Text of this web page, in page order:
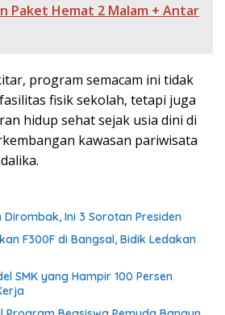
Paket Hemat 2 Malam + Antar
program semacam ini tidak
fisik sekolah, tetapi juga
hidup sehat sejak usia dini di
kawasan pariwisata
Dirombak, Ini 3 Sorotan Presiden
F300F di Bangsal, Bidik Ledakan
SMK yang Hampir 100 Persen